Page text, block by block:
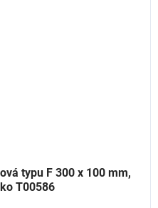
typu F 300 x 100 mm,
T00586